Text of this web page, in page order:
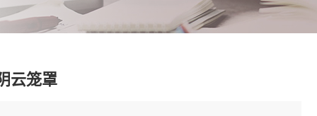
云笼罩